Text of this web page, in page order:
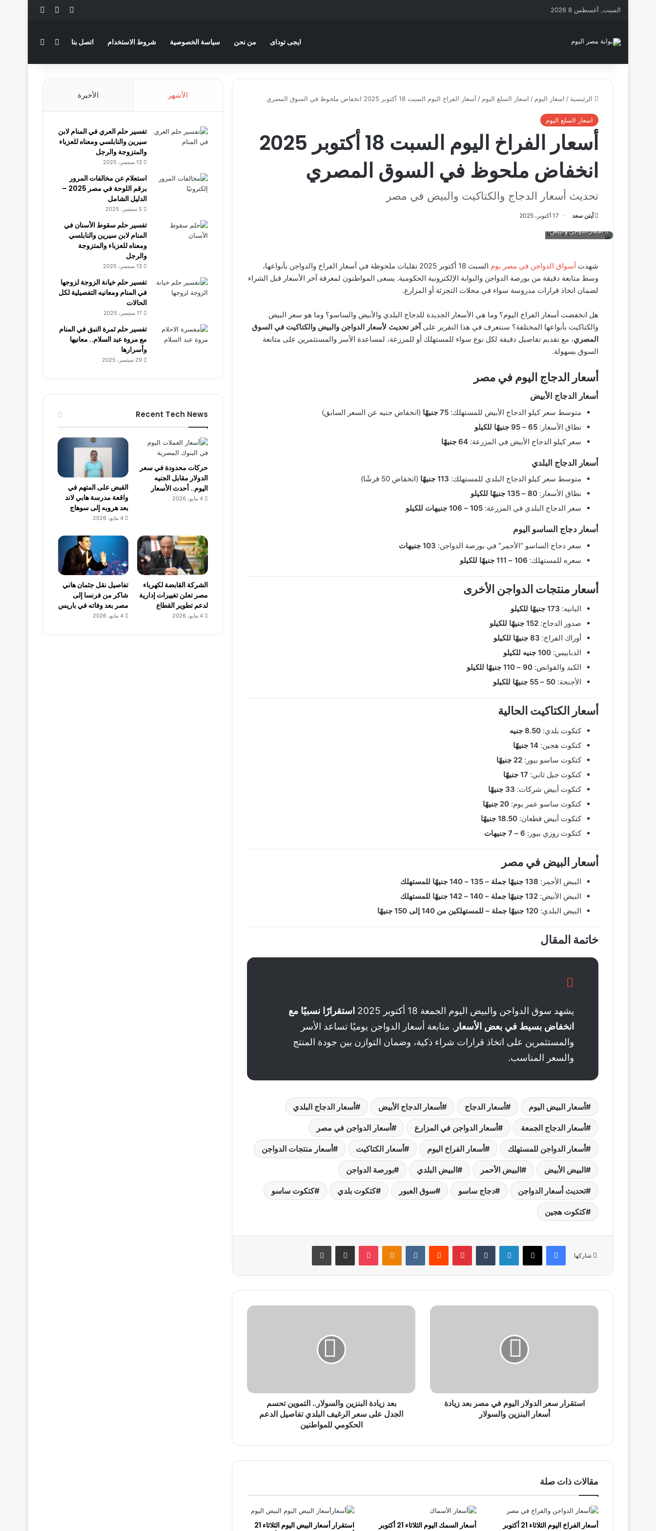
السبت, أغسطس 8 2026 فيسبوك
ايجى توداى من نحن سياسة الخصوصية شروط الاستخدام اتصل بنا الوضع المظلم
الرئيسية / اسعار اليوم / اسعار السلع اليوم / أسعار الفراخ اليوم السبت 18 أكتوبر 2025 انخفاض ملحوظ في السوق المصري
اسعار السلع اليوم
أسعار الفراخ اليوم السبت 18 أكتوبر 2025
انخفاض ملحوظ في السوق المصري
تحديث أسعار الدجاج والكتاكيت والبيض في مصر
أيتن سعد 17 أكتوبر، 2025
أسعار الدواجن والبيض
شهدت أسواق الدواجن في مصر يوم
السبت 18 أكتوبر 2025 تقلبات ملحوظة في أسعار الفراخ والدواجن بأنواعها،
وسط متابعة دقيقة من بورصة الدواجن والبوابة الإلكترونية الحكومية. يسعى المواطنون لمعرفة آخر الأسعار قبل الشراء
لضمان اتخاذ قرارات مدروسة سواء في محلات التجزئة أو المزارع.
هل انخفضت أسعار الفراخ اليوم؟ وما هي الأسعار الجديدة للدجاج البلدي والأبيض والساسو؟ وما هو سعر البيض
والكتاكيت بأنواعها المختلفة؟ سنتعرف في هذا التقرير علىآخر تحديث لأسعار الدواجن والبيض والكتاكيت في السوق
المصري، مع تقديم تفاصيل دقيقة لكل نوع سواء للمستهلك أو للمزرعة، لمساعدة الأسر والمستثمرين على متابعة
السوق بسهولة.
أسعار الدجاج اليوم في مصر
أسعار الدجاج الأبيض
متوسط سعر كيلو الدجاج الأبيض للمستهلك: 75 جنيهًا
(انخفاض جنيه عن السعر السابق)
نطاق الأسعار: 65 – 95 جنيهًا للكيلو
سعر كيلو الدجاج الأبيض في المزرعة: 64 جنيهًا
أسعار الدجاج البلدي
متوسط سعر كيلو الدجاج البلدي للمستهلك: 113 جنيهًا
(انخفاض 50 قرشًا)
نطاق الأسعار: 80 – 135 جنيهًا للكيلو
سعر الدجاج البلدي في المزرعة: 105 – 106 جنيهات للكيلو
أسعار دجاج الساسو اليوم
سعر دجاج الساسو “الأحمر” في بورصة الدواجن: 103 جنيهات
سعره للمستهلك: 106 – 111 جنيهًا للكيلو
أسعار منتجات الدواجن الأخرى
البانيه: 173 جنيهًا للكيلو
صدور الدجاج: 152 جنيهًا للكيلو
أوراك الفراخ: 83 جنيهًا للكيلو
الدبابيس: 100 جنيه للكيلو
الكبد والقوانص: 90 – 110 جنيهًا للكيلو
الأجنحة: 50 – 55 جنيهًا للكيلو
أسعار الكتاكيت الحالية
كتكوت بلدي: 8.50 جنيه
كتكوت هجين: 14 جنيهًا
كتكوت ساسو بيور: 22 جنيهًا
كتكوت جيل ثاني: 17 جنيهًا
كتكوت أبيض شركات: 33 جنيهًا
كتكوت ساسو عمر يوم: 20 جنيهًا
كتكوت أبيض قطعان: 18.50 جنيهًا
كتكوت روزي بيور: 6 – 7 جنيهات
أسعار البيض في مصر
البيض الأحمر: 138 جنيهًا جملة – 135 – 140 جنيهًا للمستهلك
البيض الأبيض: 132 جنيهًا جملة – 140 – 142 جنيهًا للمستهلك
البيض البلدي: 120 جنيهًا جملة – للمستهلكين من 140 إلى 150 جنيهًا
خاتمة المقال
يشهد سوق الدواجن والبيض اليوم الجمعة 18 أكتوبر 2025
استقرارًا نسبيًا مع
انخفاض بسيط في بعض الأسعار . متابعة أسعار الدواجن يوميًا تساعد الأسر
والمستثمرين على اتخاذ قرارات شراء ذكية، وضمان التوازن بين جودة المنتج
والسعر المناسب.
أسعار البيض اليوم أسعار الدجاج أسعار الدجاج الأبيض أسعار الدجاج البلدي
أسعار الدجاج الجمعة أسعار الدواجن في المزارع أسعار الدواجن في مصر
أسعار الدواجن للمستهلك أسعار الفراخ اليوم أسعار الكتاكيت أسعار منتجات الدواجن
البيض الأبيض البيض الأحمر البيض البلدي بورصة الدواجن
تحديث أسعار الدواجن دجاج ساسو سوق العبور كتكوت بلدي كتكوت ساسو
كتكوت هجين
شاركها
فيسبوك ‫X لينكدإن بينتيريست Odnoklassniki
‫Pocket مشاركة عبر البريد طباعة
استقرار
أسعار
البنزيناستقرار سعر الدولار اليوم في مصر بعد زيادة
أسعار البنزين والسولار
بعد
سعر
البلدي
بعد زيادة البنزين والسولار.. التموين تحسم
الجدل على سعر الرغيف البلدي تفاصيل الدعم
الحكومي للمواطنين
مقالات ذات صلة
أسعار الفراخ اليوم الثلاثاء 21 أكتوبر
أسعار السمك اليوم الثلاثاء 21 أكتوبر
استقرار أسعار البيض اليوم الثلاثاء 21
الأشهر الأخيرة
تفسير حلم العري في المنام لابن
سيرين والنابلسي ومعناه للعزباء
والمتزوجة والرجل
13 سبتمبر، 2025
استعلام عن مخالفات المرور
برقم اللوحة في مصر 2025 –
الدليل الشامل
5 سبتمبر، 2025
تفسير حلم سقوط الأسنان في
المنام لابن سيرين والنابلسي
ومعناه للعزباء والمتزوجة
والرجل
13 سبتمبر، 2025
تفسير حلم خيانة الزوجة لزوجها
في المنام ومعانيه التفصيلية لكل
الحالات
17 سبتمبر، 2025
تفسير حلم ثمرة النبق في المنام
مع مروة عبد السلام.. معانيها
وأسرارها
29 سبتمبر، 2025
Recent Tech News
حركات محدودة في سعر
الدولار مقابل الجنيه
اليوم.. أحدث الأسعار
4 مايو، 2026
القبض على المتهم في
واقعة مدرسة هابي لاند
بعد هروبه إلى سوهاج
4 مايو، 2026
الشركة القابضة لكهرباء
مصر تعلن تغييرات إدارية
لدعم تطوير القطاع
4 مايو، 2026
تفاصيل نقل جثمان هاني
شاكر من فرنسا إلى
مصر بعد وفاته في باريس
4 مايو، 2026